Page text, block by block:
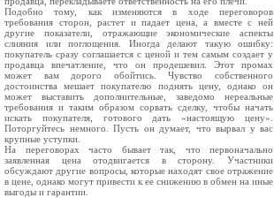
Подобно тому, как изменяются в ходе переговоров
требования сторон, растет и падает цена, а вместе с ней
другие показатели, отражающие эко­номические аспекты
слияния или поглощения. Иногда делают такую ошибку:
покупатель сразу соглашается с ценой и тем самым создает у
про­давца впечатление, что он продешевил. Этот про­мах
может вам дорого обойтись. Чувство собствен­ного
достоинства мешает покупателю поднять це­ну, однако он
может выставить дополнительные, заведомо нереальные
требования и таким образом сорвать сделку, чтобы начать
искать покупателя, готового дать «настоящую цену».
Поторгуйтесь немного. Пусть он думает, что вырвал у вас
круп­ные уступки.
На переговорах часто бывает так, что первона­чально
заявленная цена отодвигается в сторону. Участники
обсуждают другие вопросы, которые находят свое отражение
в цене, однако могут привести к ее снижению в обмен на иные
выгоды и гарантии.